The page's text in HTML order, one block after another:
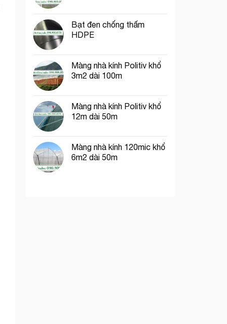
Minh
cổng
Bạt đen chống thấm
HDPE
Màng nhà kính Politiv khổ
3m2 dài 100m
Màng nhà kính Politiv khổ
12m dài 50m
Màng nhà kính 120mic khổ
6m2 dài 50m